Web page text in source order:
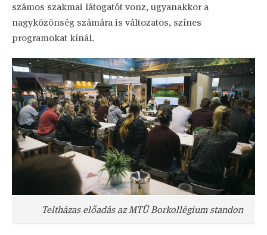
számos szakmai látogatót vonz, ugyanakkor a
nagyközönség számára is változatos, színes
programokat kínál.
Teltházas előadás az MTÜ Borkollégium standon